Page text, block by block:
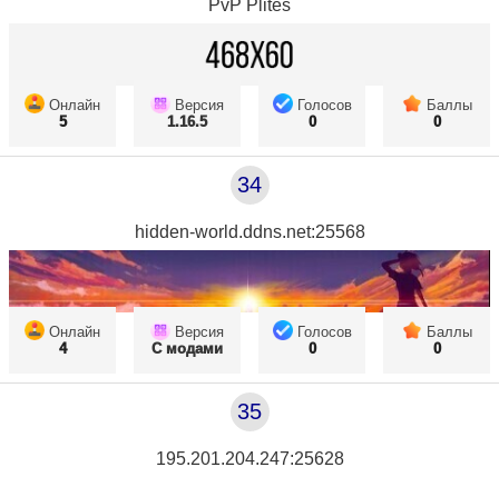
PvP Plites
Онлайн
5
Версия
1.16.5
Голосов
0
Баллы
0
34
hidden-world.ddns.net:25568
Онлайн
4
Версия
С модами
Голосов
0
Баллы
0
35
195.201.204.247:25628